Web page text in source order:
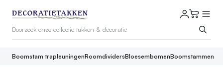
Boomstam trapleuningenRoomdividersBloesembomenBoomstammen